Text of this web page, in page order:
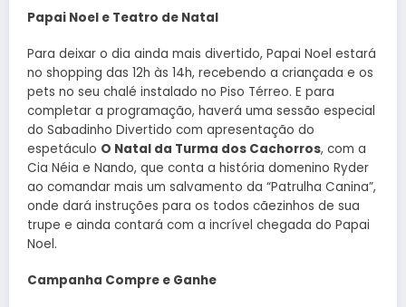
Papai Noel e Teatro de Natal
Para deixar o dia ainda mais divertido, Papai Noel estará
no shopping das 12h às 14h, recebendo a criançada e os
pets no seu chalé instalado no Piso Térreo. E para
completar a programação, haverá uma sessão especial
do Sabadinho Divertido com apresentação do
espetáculo O Natal da Turma dos Cachorros, com a
Cia Néia e Nando, que conta a história domenino Ryder
ao comandar mais um salvamento da “Patrulha Canina”,
onde dará instruções para os todos cãezinhos de sua
trupe e ainda contará com a incrível chegada do Papai
Noel.
Campanha Compre e Ganhe